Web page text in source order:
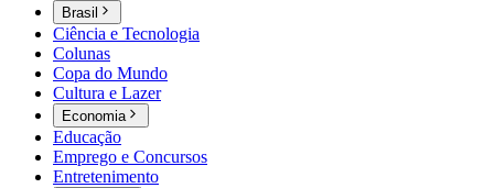
Brasil
Ciência e Tecnologia
Colunas
Copa do Mundo
Cultura e Lazer
Economia
Educação
Emprego e Concursos
Entretenimento